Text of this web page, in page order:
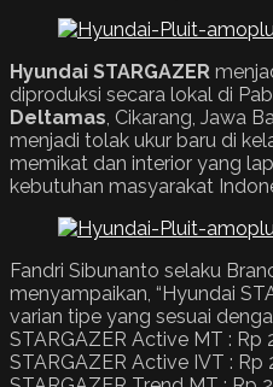
Hyundai STARGAZER
diproduksi secara lokal di
Deltamas , Cikarang, Jawa
menjadi tolak ukur baru di
memikat dan interior yang
kebutuhan masyarakat
Fandri Sibunanto selaku
menyampaikan, “Hyundai
varian tipe yang sesuai
STARGAZER Active MT : Rp
STARGAZER Active IVT :